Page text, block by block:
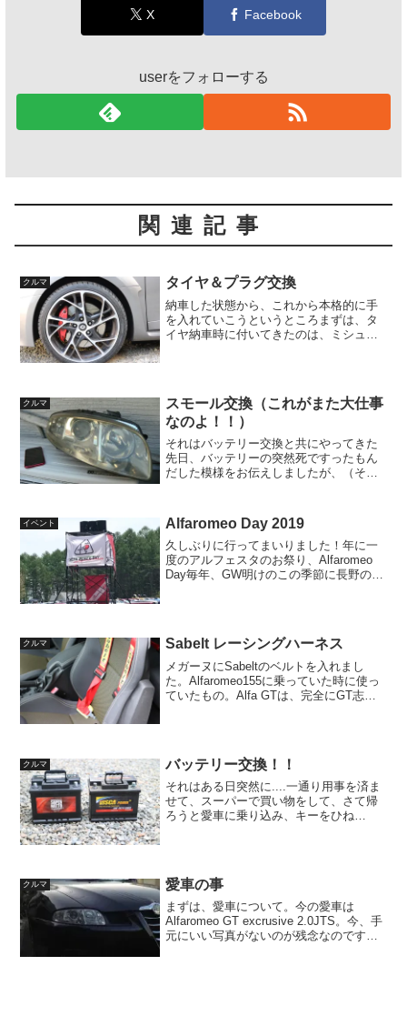
X Facebook
userをフォローする
関連記事
クルマ タイヤ＆プラグ交換
納車した状態から、これから本格的に手
を入れていこうというところまずは、タ
イヤ納車時に付いてきたのは、ミシュラ
クルマ
スモール交換（これがまた大仕事
なのよ！！）
それはバッテリー交換と共にやってきた
先日、バッテリーの突然死ですったもん
だした模様をお伝えしましたが、（その
れは、世のAlfa GT乗りが心の隅で恐れて
いること。スモー...
イベント Alfaromeo Day 2019
久しぶりに行ってまいりました！年に一
度のアルフェスタのお祭り、Alfaromeo
Day毎年、GW明けのこの季節に長野の富
クルマ Sabelt レーシングハーネス
メガーヌにSabeltのベルトを入れまし
た。Alfaromeo155に乗っていた時に使っ
ていたもの。Alfa GTは、完全にGT志向
クルマ バッテリー交換！！
それはある日突然に....一通り用事を済ま
せて、スーパーで買い物をして、さて帰
ろうと愛車に乗り込み、キーをひね
はチカチカ...
クルマ 愛車の事
まずは、愛車について。今の愛車は
Alfaromeo GT excrusive 2.0JTS。今、手
元にいい写真がないのが残念なのです